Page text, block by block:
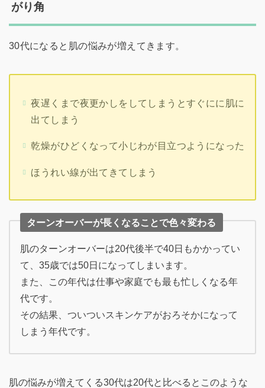
がり角
30代になると肌の悩みが増えてきます。
夜遅くまで夜更かしをしてしまうとすぐにに肌に
出てしまう
乾燥がひどくなって小じわが目立つようになった
ほうれい線が出てきてしまう
ターンオーバーが長くなることで色々変わる
肌のターンオーバーは20代後半で40日もかかってい
て、35歳では50日になってしまいます。
また、この年代は仕事や家庭でも最も忙しくなる年
代です。
その結果、ついついスキンケアがおろそかになって
しまう年代です。
肌の悩みが増えてくる30代は20代と比べるとこのような